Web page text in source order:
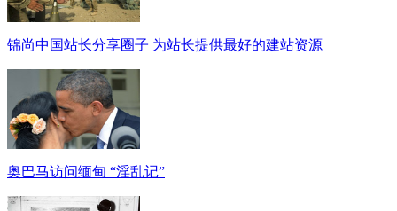
锦尚中国站长分享圈子 为站长提供最好的建站资源
奥巴马访问缅甸 “淫乱记”